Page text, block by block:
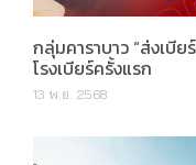
กลุ่มคาราบาว “ส่งเบี
โรงเบียร์ครั้งแรก
13 พ.ย. 2568